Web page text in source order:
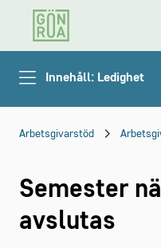
Innehåll: Ledighet
Arbetsgivarstöd
Semester
avslutas